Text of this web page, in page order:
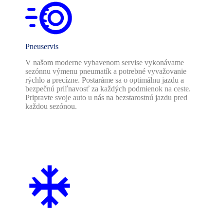
Pneuservis
V našom moderne vybavenom servise vykonávame
sezónnu výmenu pneumatík a potrebné vyvažovanie
rýchlo a precízne. Postaráme sa o optimálnu jazdu a
bezpečnú priľnavosť za každých podmienok na ceste.
Pripravte svoje auto u nás na bezstarostnú jazdu pred
každou sezónou.